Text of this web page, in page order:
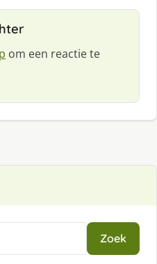
om een reactie te
Zoek